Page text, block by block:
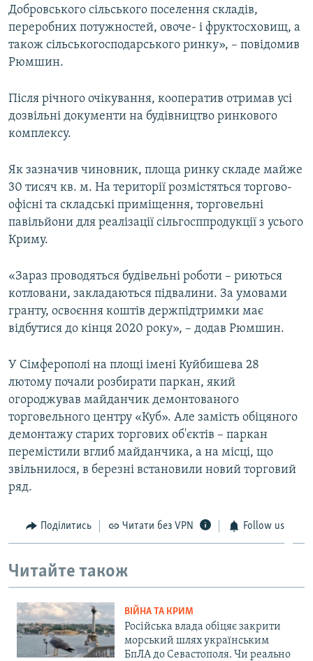
Добровського сільського поселення складів,
переробних потужностей, овоче- і фруктосховищ, а
також сільськогосподарського ринку», – повідомив
Рюмшин.
Після річного очікування, кооператив отримав усі
дозвільні документи на будівництво ринкового
комплексу.
Як зазначив чиновник, площа ринку складе майже
30 тисяч кв. м. На території розмістяться торгово-
офісні та складські приміщення, торговельні
павільйони для реалізації сільгосппродукції з усього
Криму.
«Зараз проводяться будівельні роботи – риються
котловани, закладаються підвалини. За умовами
гранту, освоєння коштів держпідтримки має
відбутися до кінця 2020 року», – додав Рюмшин.
У Сімферополі на площі імені Куйбишева 28
лютому почали розбирати паркан, який
огороджував майданчик демонтованого
торговельного центру «Куб». Але замість обіцяного
демонтажу старих торгових об'єктів – паркан
перемістили вглиб майданчика, а на місці, що
звільнилося, в березні встановили новий торговий
ряд.
Поділитись Читати без VPN Follow us
Читайте також
ВІЙНА ТА КРИМ
Російська влада обіцяє закрити
морський шлях українським
БпЛА до Севастополя. Чи реально